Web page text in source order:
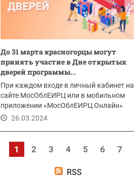
До 31 марта красногорцы могут
принять участие в Дне открытых
дверей программы...
При каждом входе в личный кабинет на
сайте МосОблЕИРЦ или в мобильном
приложении «МосОблЕИРЦ Онлайн»
можно получить...
26.03.2024
1 2 3 4 5 6 7
RSS